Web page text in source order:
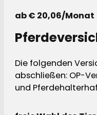
ab € 20,06/Monat
Die folgenden
abschließen: OP-
und